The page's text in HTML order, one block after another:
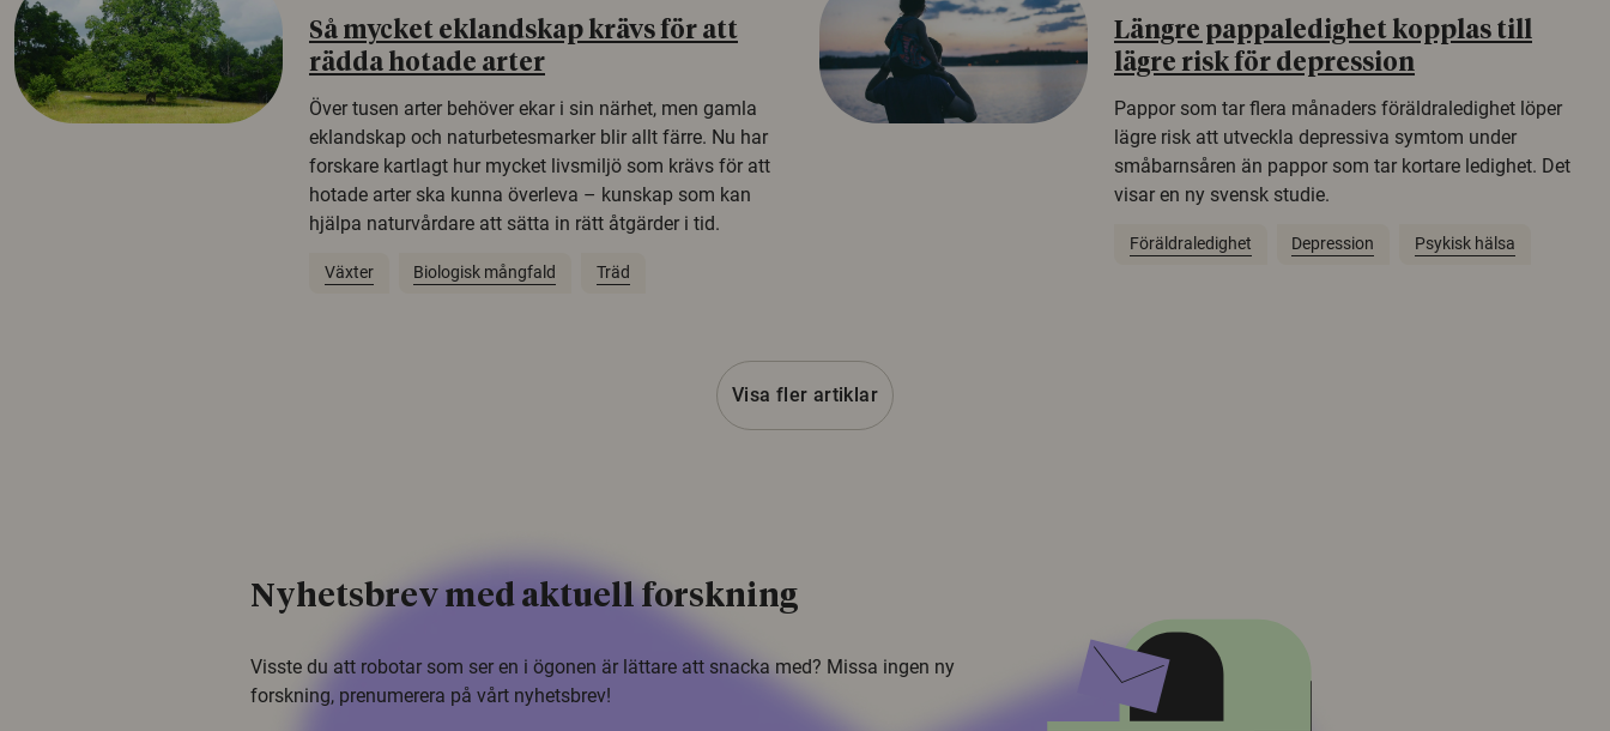
Så mycket eklandskap krävs för att
rädda hotade arter
Över tusen arter behöver ekar i sin närhet, men gamla
eklandskap och naturbetesmarker blir allt färre. Nu har
forskare kartlagt hur mycket livsmiljö som krävs för att
hotade arter ska kunna överleva – kunskap som kan
hjälpa naturvårdare att sätta in rätt åtgärder i tid.
Växter Biologisk mångfald Träd
Längre pappaledighet kopplas till
lägre risk för depression
Pappor som tar flera månaders föräldraledighet löper
lägre risk att utveckla depressiva symtom under
småbarnsåren än pappor som tar kortare ledighet. Det
visar en ny svensk studie.
Föräldraledighet Depression Psykisk hälsa
Visa fler artiklar
Nyhetsbrev med aktuell forskning
Visste du att robotar som ser en i ögonen är lättare att snacka med? Missa ingen ny
forskning, prenumerera på vårt nyhetsbrev!